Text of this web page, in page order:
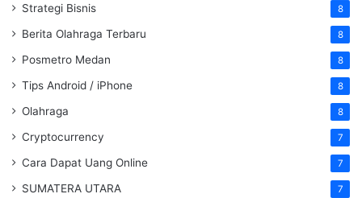
Strategi Bisnis 8
Berita Olahraga Terbaru 8
Posmetro Medan 8
Tips Android / iPhone 8
Olahraga 8
Cryptocurrency 7
Cara Dapat Uang Online 7
SUMATERA UTARA 7